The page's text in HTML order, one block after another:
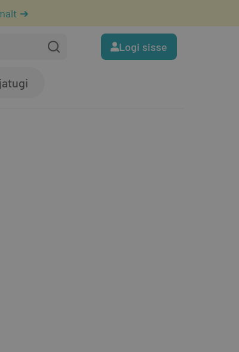
➔
Logi sisse